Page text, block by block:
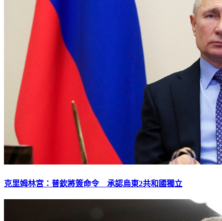
克里姆林宮：普欽將簽命令 承認烏東2共和國獨立